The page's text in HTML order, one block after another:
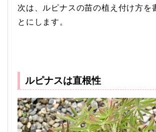
次は、ルピナスの苗の植え付け方を
とにします。
ルピナスは直根性